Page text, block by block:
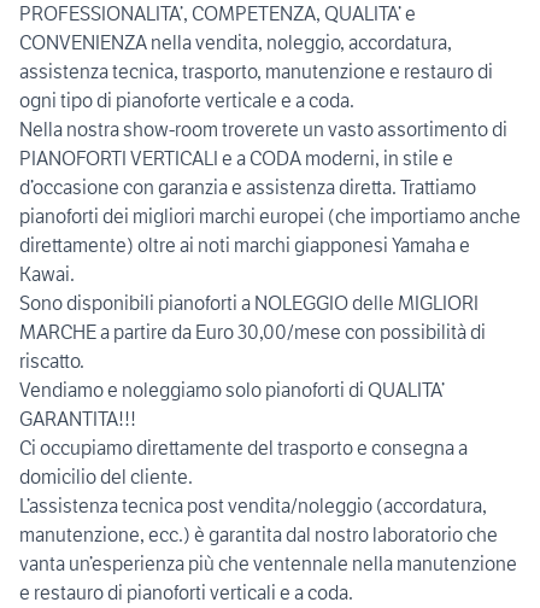
PROFESSIONALITA’, COMPETENZA, QUALITA’ e
CONVENIENZA nella vendita, noleggio, accordatura,
assistenza tecnica, trasporto, manutenzione e restauro di
ogni tipo di pianoforte verticale e a coda.
Nella nostra show-room troverete un vasto assortimento di
PIANOFORTI VERTICALI e a CODA moderni, in stile e
d’occasione con garanzia e assistenza diretta. Trattiamo
pianoforti dei migliori marchi europei (che importiamo anche
direttamente) oltre ai noti marchi giapponesi Yamaha e
Kawai.
Sono disponibili pianoforti a NOLEGGIO delle MIGLIORI
MARCHE a partire da Euro 30,00/mese con possibilità di
riscatto.
Vendiamo e noleggiamo solo pianoforti di QUALITA’
GARANTITA!!!
Ci occupiamo direttamente del trasporto e consegna a
domicilio del cliente.
L’assistenza tecnica post vendita/noleggio (accordatura,
manutenzione, ecc.) è garantita dal nostro laboratorio che
vanta un’esperienza più che ventennale nella manutenzione
e restauro di pianoforti verticali e a coda.